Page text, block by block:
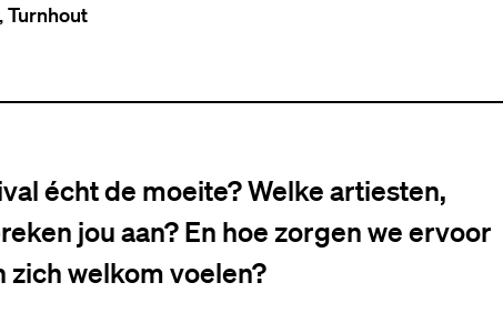
Turnhout
écht de moeite? Welke artiesten,
jou aan? En hoe zorgen we ervoor
welkom voelen?